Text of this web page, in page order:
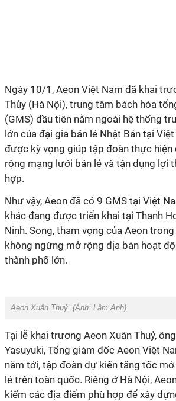
Ngày 10/1, Aeon Việt Nam đã khai
Thủy (Hà Nội), trung tâm bách hóa
(GMS) đầu tiên nằm ngoài hệ thống
lớn của đại gia bán lẻ Nhật Bản tại
được kỳ vọng giúp tập đoàn thực
rộng mạng lưới bán lẻ và tận dụng lợi
hợp.
Như vậy, Aeon đã có 9 GMS tại Việt
khác đang được triển khai tại Thanh
Ninh. Song, tham vọng của Aeon
không ngừng mở rộng địa bàn hoạt
thành phố lớn.
Aeon Xuân Thuỷ. (Ảnh: Lâm Anh).
Tại lễ khai trương Aeon Xuân Thuỷ, ô
Yasuyuki, Tổng giám đốc Aeon Việt
năm tới, tập đoàn dự kiến tăng tốc
lẻ trên toàn quốc. Riêng ở Hà Nội,
kiếm các địa điểm phù hợp để xây